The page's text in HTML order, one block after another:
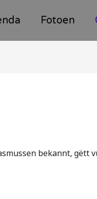
Fotoen
bekannt, gëtt